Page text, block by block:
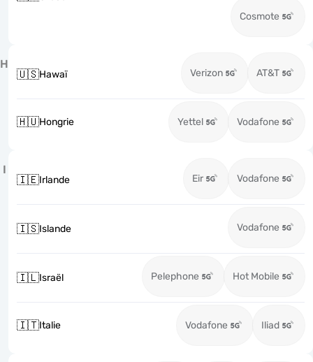
Cosmote
H
🇺🇸Hawaï Verizon AT&T
🇭🇺Hongrie Yettel Vodafone
I
🇮🇪Irlande Eir Vodafone
🇮🇸Islande Vodafone
🇮🇱Israël Pelephone Hot Mobile
🇮🇹Italie Vodafone Iliad